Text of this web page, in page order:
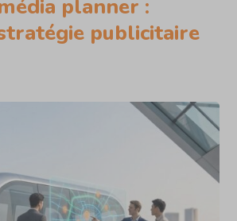
planner :
publicitaire